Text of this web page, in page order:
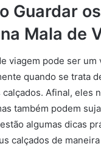
Guardar os
Mala de
viagem pode ser um
quando se trata
Afinal, eles
também podem
algumas dicas
calçados de